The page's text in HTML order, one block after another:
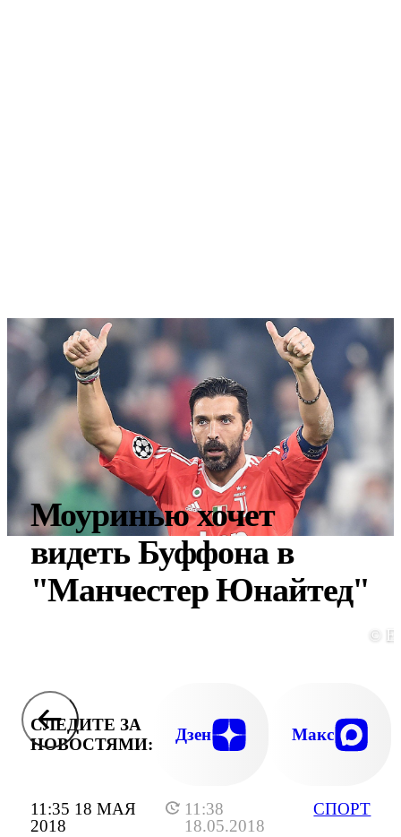
11:35 18 МАЯ
2018
11:38
18.05.2018
СПОРТ
Моуринью хочет
видеть Буффона в
"Манчестер Юнайтед"
©
СЛЕДИТЕ ЗА
НОВОСТЯМИ:
Дзен Макс